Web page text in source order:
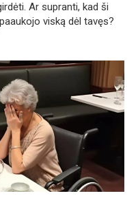
Ar supranti, kad ši
viską dėl tavęs?